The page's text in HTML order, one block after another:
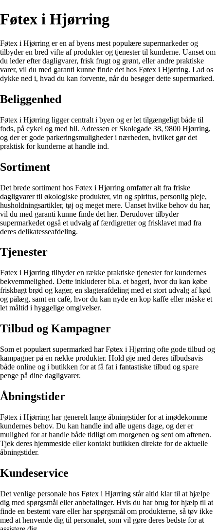
Føtex i Hjørring
Føtex i Hjørring er en af byens mest populære supermarkeder og
tilbyder en bred vifte af produkter og tjenester til kunderne. Uanset om
du leder efter dagligvarer, frisk frugt og grønt, eller andre praktiske
varer, vil du med garanti kunne finde det hos Føtex i Hjørring. Lad os
dykke ned i, hvad du kan forvente, når du besøger dette supermarked.
Beliggenhed
Føtex i Hjørring ligger centralt i byen og er let tilgængeligt både til
fods, på cykel og med bil. Adressen er Skolegade 38, 9800 Hjørring,
og der er gode parkeringsmuligheder i nærheden, hvilket gør det
praktisk for kunderne at handle ind.
Sortiment
Det brede sortiment hos Føtex i Hjørring omfatter alt fra friske
dagligvarer til økologiske produkter, vin og spiritus, personlig pleje,
husholdningsartikler, tøj og meget mere. Uanset hvilke behov du har,
vil du med garanti kunne finde det her. Derudover tilbyder
supermarkedet også et udvalg af færdigretter og frisklavet mad fra
deres delikatesseafdeling.
Tjenester
Føtex i Hjørring tilbyder en række praktiske tjenester for kundernes
bekvemmelighed. Dette inkluderer bl.a. et bageri, hvor du kan købe
friskbagt brød og kager, en slagterafdeling med et stort udvalg af kød
og pålæg, samt en café, hvor du kan nyde en kop kaffe eller måske et
let måltid i hyggelige omgivelser.
Tilbud og Kampagner
Som et populært supermarked har Føtex i Hjørring ofte gode tilbud og
kampagner på en række produkter. Hold øje med deres tilbudsavis
både online og i butikken for at få fat i fantastiske tilbud og spare
penge på dine dagligvarer.
Åbningstider
Føtex i Hjørring har generelt lange åbningstider for at imødekomme
kundernes behov. Du kan handle ind alle ugens dage, og der er
mulighed for at handle både tidligt om morgenen og sent om aftenen.
Tjek deres hjemmeside eller kontakt butikken direkte for de aktuelle
åbningstider.
Kundeservice
Det venlige personale hos Føtex i Hjørring står altid klar til at hjælpe
dig med spørgsmål eller anbefalinger. Hvis du har brug for hjælp til at
finde en bestemt vare eller har spørgsmål om produkterne, så tøv ikke
med at henvende dig til personalet, som vil gøre deres bedste for at